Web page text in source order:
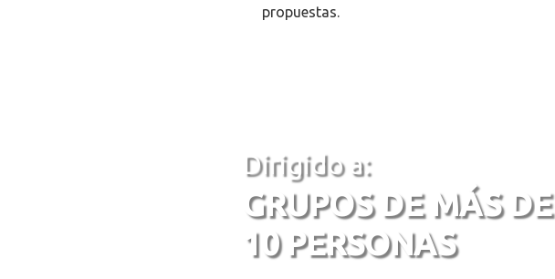
propuestas.
Dirigido a:
GRUPOS DE MÁS DE
10 PERSONAS